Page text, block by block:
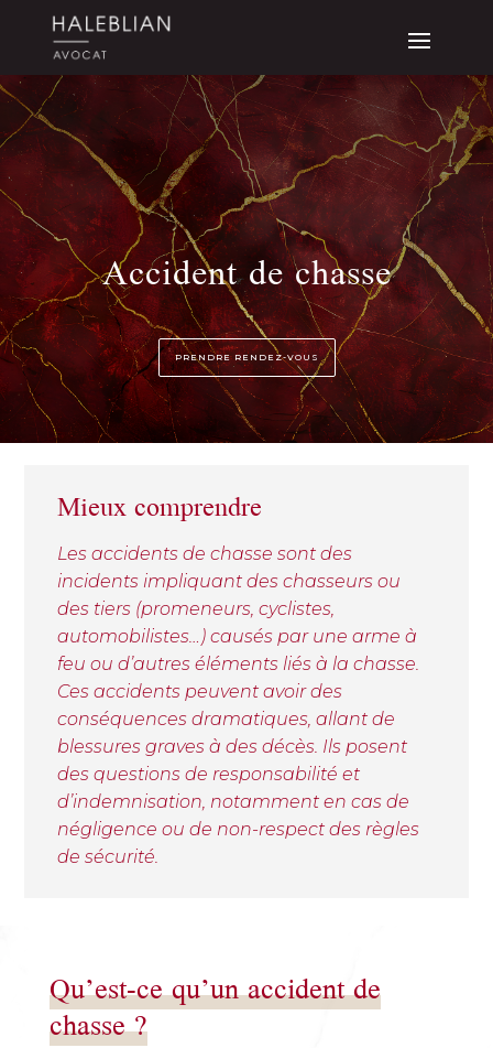
Accident de chasse
PRENDRE RENDEZ-VOUS
Mieux comprendre
Les accidents de chasse sont des
incidents impliquant des chasseurs ou
des tiers (promeneurs, cyclistes,
automobilistes…) causés par une arme à
feu ou d’autres éléments liés à la chasse.
Ces accidents peuvent avoir des
conséquences dramatiques, allant de
blessures graves à des décès. Ils posent
des questions de responsabilité et
d’indemnisation, notamment en cas de
négligence ou de non-respect des règles
de sécurité.
Qu’est-ce qu’un accident de
chasse ?